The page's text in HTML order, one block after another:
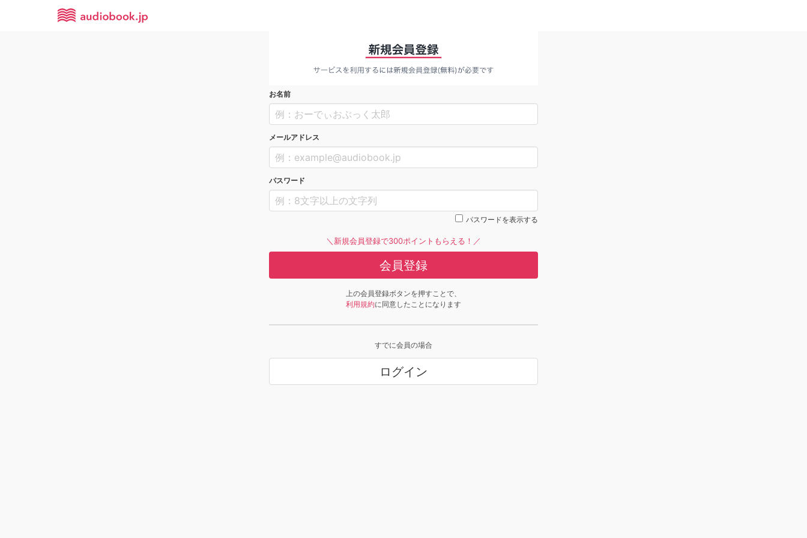
お名前
メールアドレス
パスワード
パスワードを表示する
＼新規会員登録で300ポイントもらえる！／
会員登録
上の会員登録ボタンを押すことで、
利用規約に同意したことになります
すでに会員の場合
ログイン